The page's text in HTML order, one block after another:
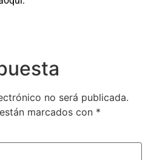
no será publicada.
marcados con *